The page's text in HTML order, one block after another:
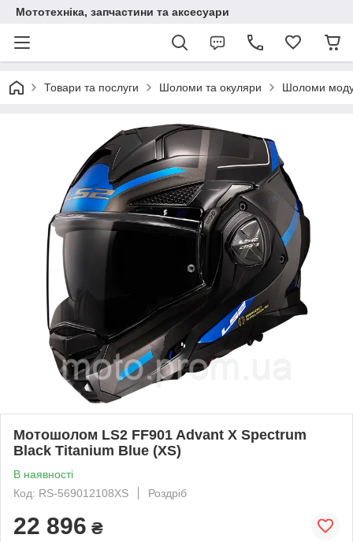
Мототехніка, запчастини та аксесуари
Товари та послуги Шоломи та окуляри Шоломи
Мотошолом LS2 FF901 Advant X Spectrum
Black Titanium Blue (XS)
В наявності
Код: RS-569012108XS
Роздріб
22 896 ₴